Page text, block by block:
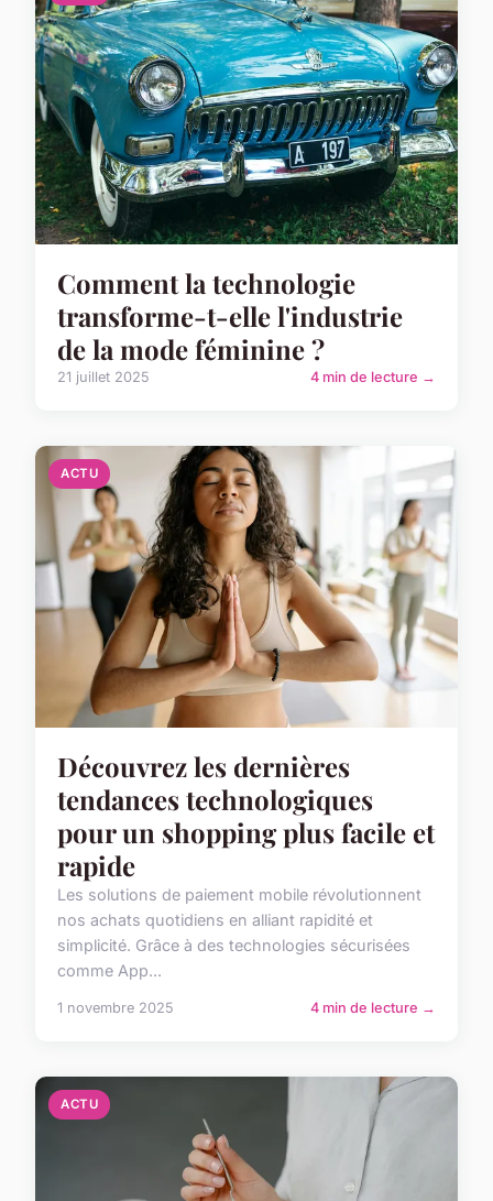
Comment la technologie
transforme-t-elle l'industrie
de la mode féminine ?
21 juillet 2025 4 min de lecture →
ACTU
Découvrez les dernières
tendances technologiques
pour un shopping plus facile et
rapide
Les solutions de paiement mobile révolutionnent
nos achats quotidiens en alliant rapidité et
simplicité. Grâce à des technologies sécurisées
comme App...
1 novembre 2025 4 min de lecture →
ACTU